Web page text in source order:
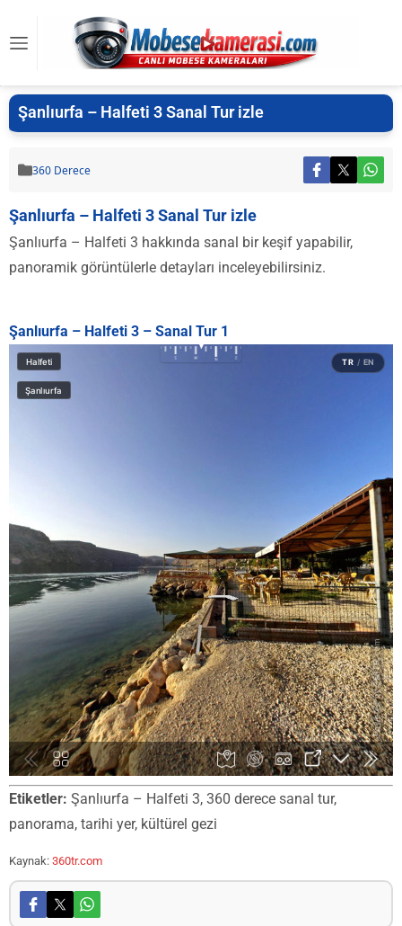
Şanlıurfa – Halfeti 3 Sanal Tur izle
360 Derece
Şanlıurfa – Halfeti 3 Sanal Tur izle
Şanlıurfa – Halfeti 3 hakkında sanal bir keşif yapabilir,
panoramik görüntülerle detayları inceleyebilirsiniz.
Şanlıurfa – Halfeti 3 – Sanal Tur 1
Etiketler: Şanlıurfa – Halfeti 3, 360 derece sanal tur,
panorama, tarihi yer, kültürel gezi
Kaynak: 360tr.com